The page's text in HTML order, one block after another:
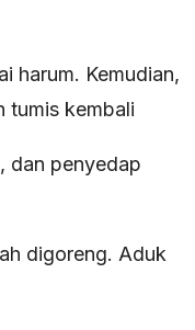
harum. Kemudian,
tumis kembali
dan penyedap
digoreng. Aduk